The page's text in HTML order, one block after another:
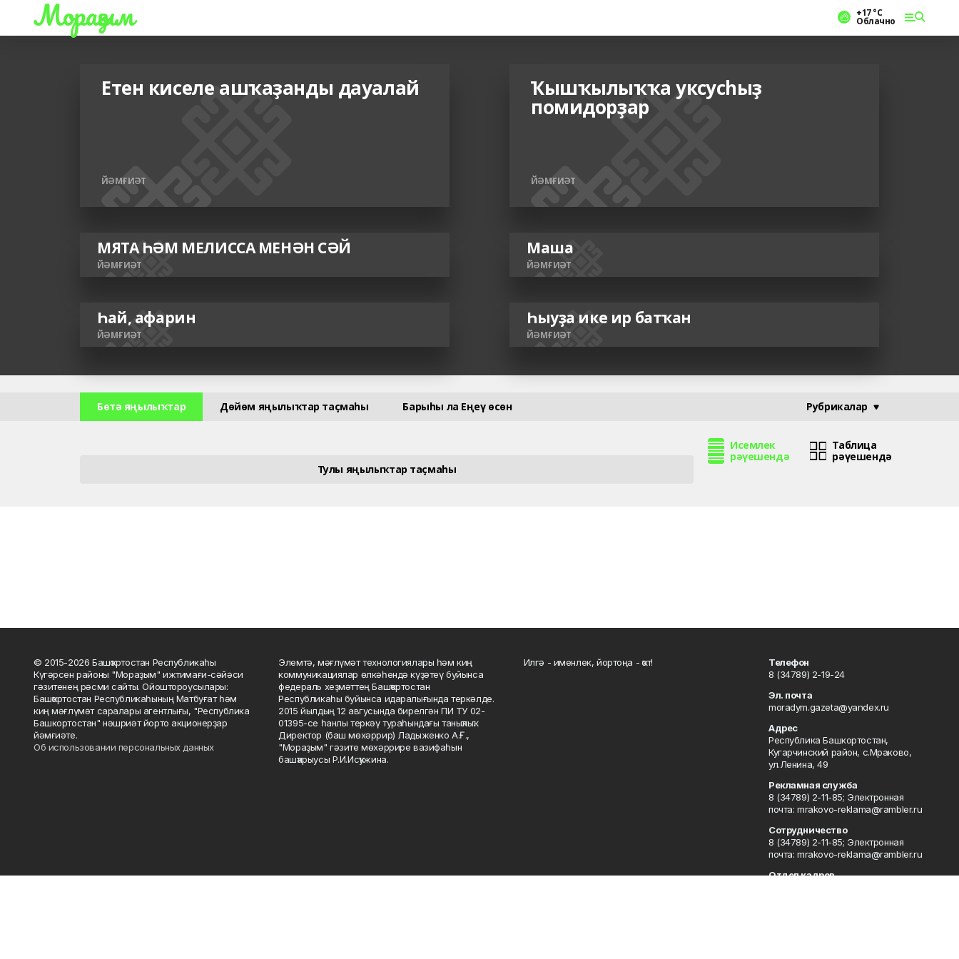
Мораҙым +17 °С
Облачно
Етен киселе ашҡаҙанды дауалай
ЙӘМҒИӘТ
Ҡышҡылыҡҡа уксусһыҙ
помидорҙар
ЙӘМҒИӘТ
МЯТА ҺӘМ МЕЛИССА МЕНӘН СӘЙ
ЙӘМҒИӘТ
Маша
ЙӘМҒИӘТ
Һай, афарин
ЙӘМҒИӘТ
Һыуҙа ике ир батҡан
ЙӘМҒИӘТ
Бөтә яңылыҡтар Дөйөм яңылыҡтар таҫмаһы Барыһы ла Еңеү өсөн Рубрикалар
Тулы яңылыҡтар таҫмаһы
Исемлек
рәүешендә
Таблица
рәүешендә
© 2015-2026 Башҡортостан Республикаһы
Күгәрсен районы "Мораҙым" ижтимағи-сәйәси
гәзитенең рәсми сайты. Ойоштороусылары:
Башҡортостан Республикаһының Матбуғат һәм
киң мәғлүмәт саралары агентлығы, "Республика
Башкортостан" нәшриәт йорто акционерҙар
йәмғиәте.
Об использовании персональных данных
Элемтә, мәғлүмәт технологиялары һәм киң
коммуникациялар өлкәһендә күҙәтеү буйынса
федераль хеҙмәттең Башҡортостан
Республикаһы буйынса идаралығында теркәлде.
2015 йылдың 12 авгусында бирелгән ПИ ТУ 02-
01395-се һанлы теркәү тураһындағы таныҡлыҡ.
Директор (баш мөхәррир) Ладыженко А.Ғ.,
"Мораҙым" гәзите мөхәррире вазифаһын
башҡарыусы Р.И.Исҡужина.
Илгә - именлек, йортоңа - ҡот!
Телефон
8 (34789) 2-19-24
Эл. почта
moradym.gazeta@yandex.ru
Адрес
Республика Башкортостан,
Кугарчинский район, с.Мраково,
ул.Ленина, 49
Рекламная служба
8 (34789) 2-11-85; Электронная
почта: mrakovo-reklama@rambler.ru
Сотрудничество
8 (34789) 2-11-85; Электронная
почта: mrakovo-reklama@rambler.ru
Отдел кадров